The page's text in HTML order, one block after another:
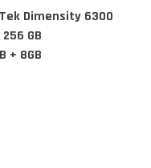
Dimensity 6300
GB
+ 8GB